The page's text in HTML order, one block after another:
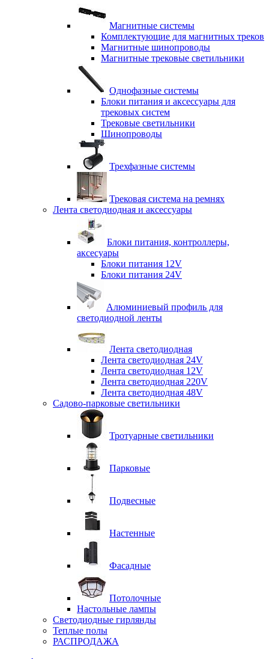
Магнитные системы
Комплектующие для магнитных треков
Магнитные шинопроводы
Магнитные трековые светильники
Однофазные системы
Блоки питания и аксессуары для
трековых систем
Трековые светильники
Шинопроводы
Трехфазные системы
Трековая система на ремнях
Лента светодиодная и аксессуары
Блоки питания, контроллеры,
аксесуары
Блоки питания 12V
Блоки питания 24V
Алюминиевый профиль для
светодиодной ленты
Лента светодиодная
Лента светодиодная 24V
Лента светодиодная 12V
Лента светодиодная 220V
Лента светодиодная 48V
Садово-парковые светильники
Тротуарные светильники
Парковые
Подвесные
Настенные
Фасадные
Потолочные
Настольные лампы
Светодиодные гирлянды
Теплые полы
РАСПРОДАЖА